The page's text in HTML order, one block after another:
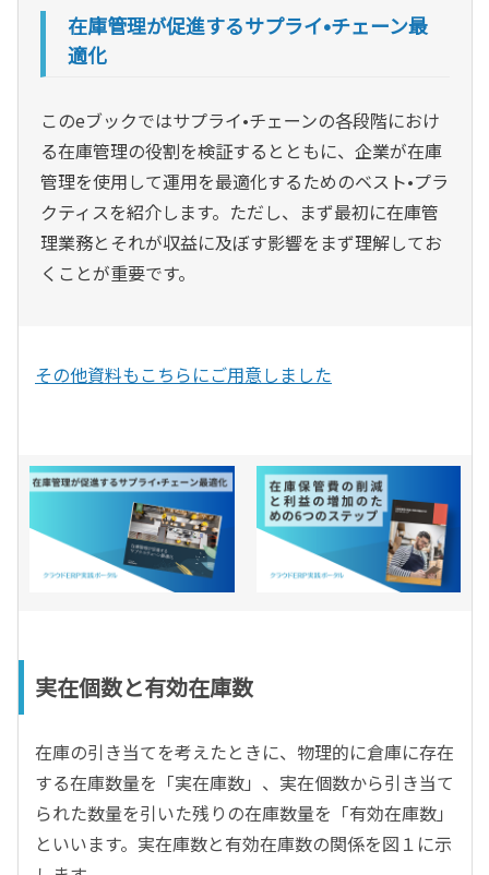
在庫管理が促進するサプライ•チェーン最
適化
このeブックではサプライ•チェーンの各段階におけ
る在庫管理の役割を検証するとともに、企業が在庫
管理を使用して運用を最適化するためのベスト•プラ
クティスを紹介します。ただし、まず最初に在庫管
理業務とそれが収益に及ぼす影響をまず理解してお
くことが重要です。
その他資料もこちらにご用意しました
実在個数と有効在庫数
在庫の引き当てを考えたときに、物理的に倉庫に存在
する在庫数量を「実在庫数」、実在個数から引き当て
られた数量を引いた残りの在庫数量を「有効在庫数」
といいます。実在庫数と有効在庫数の関係を図１に示